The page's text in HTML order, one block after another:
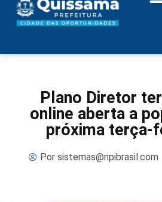
Plano Diretor
online aberta a
próxima terça-
Porsistemas@npibrasil.com